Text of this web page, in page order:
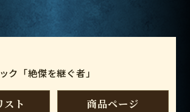
ク「絶傑を継ぐ者」
スト 商品ページ